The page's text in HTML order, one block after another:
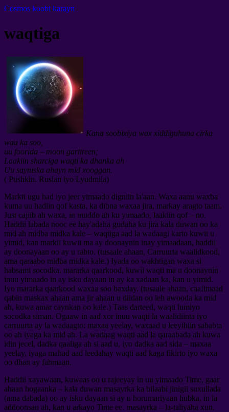
Cosmos koobi karayn
waqtiga
Kana soobixiya wax xiddiguhuna cirka
waa ka soo,
uu foorida – moon gariireen;
Laakiin sharciga waqti ka dhanka ah
Uu sayniska ahayn mid xooggan.
( Pushkin. Ruslan iyo Lyudmila)
Markii ugu had iyo jeer yimaado digniin la'aan. Waxa aanu waxba
kuma uu hadlin qof kasta, ka dibna waxaa jira, markay aragto taam.
Just cajiib ah waxa, in muddo ah ku yimaado, laakiin qof – no.
Haddii labada nooc ee hay'adaha gudaha ku jira kala duwan oo ka
mid ah midba midka kale – waqtiga aad la wadaagi karto kuwii u
yimid, kan markii kuwii ma ay doonaynin inay yimaadaan, haddii
ay doonayaan oo ay u rabto. (tusaale ahaan, Carruurta waalidkood,
ama qaraabo midba midka kale.) Iyada oo wakhtigan waxa si
habsami socodka. mararka qaarkood, kuwii waqti ma u doonaynin
inuu yimaado in ay isku dayaan in ay ka xadaan ka, kan u yimid.
Iyo mararka qaarkood waxaa soo baxday. (tusaale ahaan, caafimaad
qabin maskax ahaan ama jir ahaan u diidan oo leh awooda ka mid
ah, kuwa amar caynkan oo kale.) Taas darteed, waqti lumiyo
socodka siman. Ogaaw in aad xor inuu waqti la waalidiinta iyo
carruurta ay la wadaagto: maxaa yeelay, waxaad u leeyihiin sababta
oo ah iyaga ka mid ah. La wadaag waqti aad la qaraabada ah kuwa
idin jecel, dadka qaaliga ah si aad u, iyo dadka aad sida – maxaa
yeelay, iyaga mahad aad leedahay waqti aad kaga fikirto iyo waxa
oo dhan ay fahmaan.
Haddii xayawaan, kuwaas oo u rajeeyay in uu yimaado Time, gaar
ahaan hogaanka – kala duwan masayrka ka bilaabi jinigii suxullada
(ama dabada) oo ay isku dayaan si ay u horumariyaan hubka, in la
addoonsan ah, kan u arkayo Time ee. masayrka – la-taliyaha xun.